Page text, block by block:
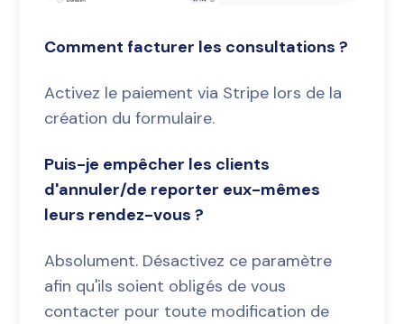
Comment facturer les consultations ?
Activez le paiement via Stripe lors de la
création du formulaire.
Puis-je empêcher les clients
d'annuler/de reporter eux-mêmes
leurs rendez-vous ?
Absolument. Désactivez ce paramètre
afin qu'ils soient obligés de vous
contacter pour toute modification de